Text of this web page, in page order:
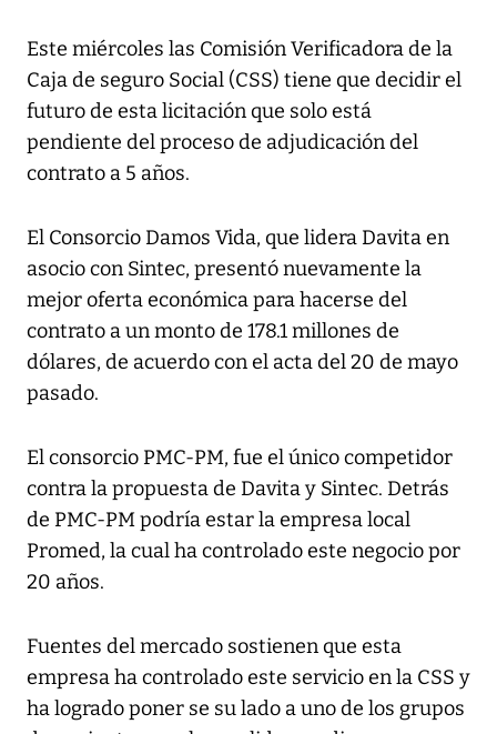
Este miércoles las Comisión Verificadora de la
Caja de seguro Social (CSS) tiene que decidir el
futuro de esta licitación que solo está
pendiente del proceso de adjudicación del
contrato a 5 años.
El Consorcio Damos Vida, que lidera Davita en
asocio con Sintec, presentó nuevamente la
mejor oferta económica para hacerse del
contrato a un monto de 178.1 millones de
dólares, de acuerdo con el acta del 20 de mayo
pasado.
El consorcio PMC-PM, fue el único competidor
contra la propuesta de Davita y Sintec. Detrás
de PMC-PM podría estar la empresa local
Promed, la cual ha controlado este negocio por
20 años.
Fuentes del mercado sostienen que esta
empresa ha controlado este servicio en la CSS y
ha logrado poner se su lado a uno de los grupos